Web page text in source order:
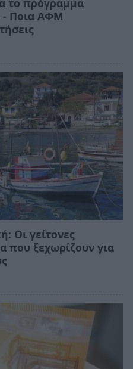
το πρόγραμμα
- Ποια ΑΦΜ
Οι γείτονες
που ξεχωρίζουν για